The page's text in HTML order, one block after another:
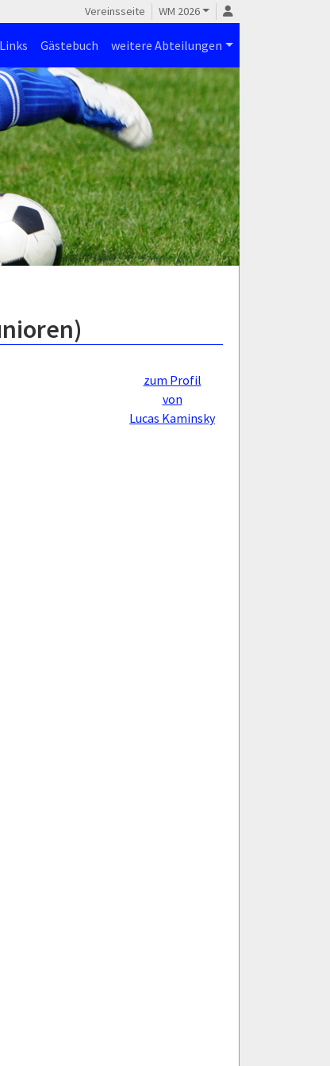
Vereinsseite WM 2026
Links Gästebuch weitere Abteilungen
zum Profil
von
Lucas Kaminsky